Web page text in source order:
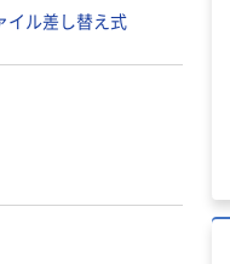
イル差し替え式